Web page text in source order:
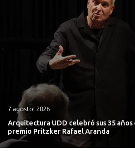
7 agosto, 2026
Arquitectura UDD celebró sus 35
premio Pritzker Rafael Aranda